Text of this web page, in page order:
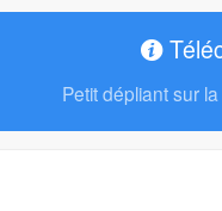
Petit dépliant sur